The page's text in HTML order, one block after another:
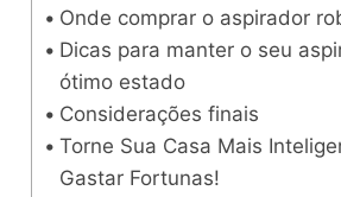
Onde comprar o aspirador
Dicas para manter o seu
ótimo estado
Considerações finais
Torne Sua Casa Mais
Gastar Fortunas!